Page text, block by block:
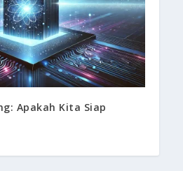
Apakah Kita Siap